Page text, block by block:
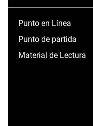
Punto en Línea
Punto de partida
Material de Lectura